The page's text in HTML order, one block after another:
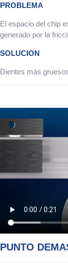
PROBLEMA
El espacio del chip
generado por la
SOLUCION
Dientes más
PUNTO